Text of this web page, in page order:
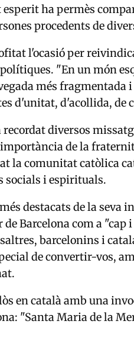
esperit ha permès
procedents de
l'ocasió per
"En un món
més
d'unitat, d'acollida, de
diversos
importància de la
la comunitat catòlica
socials i espirituals.
destacats de la seva
Barcelona com a "cap
barcelonins i
de convertir-vos,
en català amb una
"Santa Maria de la